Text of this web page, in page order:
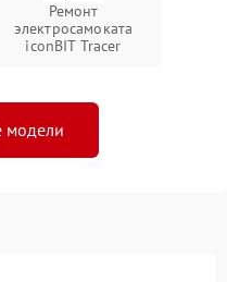
Ремонт
электросамоката
iconBIT Tracer
модели